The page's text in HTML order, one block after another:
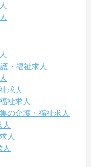
・福祉求人
求人
祉求人
の介護・福祉求人
人